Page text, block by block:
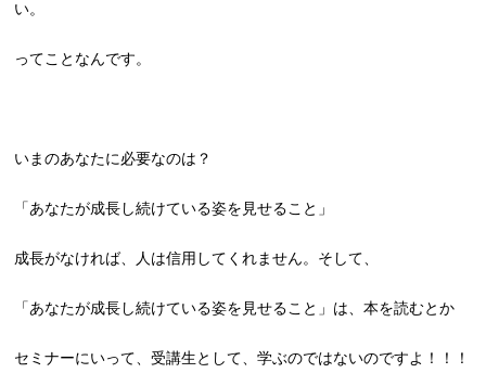
い。
ってことなんです。
いまのあなたに必要なのは？
「あなたが成長し続けている姿を見せること」
成長がなければ、人は信用してくれません。そして、
「あなたが成長し続けている姿を見せること」は、本を読むとか
セミナーにいって、受講生として、学ぶのではないのですよ！！！